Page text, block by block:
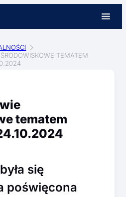
TEMATEM
tematem
się
poświęcona